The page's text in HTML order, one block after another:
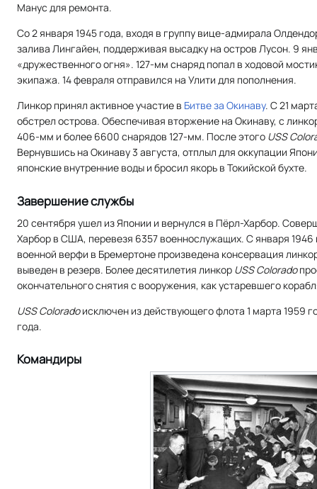
Манус для ремонта.
Со 2 января 1945 года, входя в группу вице-адмирала
залива Лингайен, поддерживая высадку на остров Лусон. 9
«дружественного огня». 127-мм снаряд попал в ходовой
экипажа. 14 февраля отправился на Улити для пополнения.
Линкор принял активное участие в Битве за Окинаву. С 21
обстрел острова. Обеспечивая вторжение на Окинаву, с
406-мм и более 6600 снарядов 127-мм. После этого USS
Вернувшись на Окинаву 3 августа, отплыл для оккупации
японские внутренние воды и бросил якорь в Токийской бухте.
Завершение службы
20 сентября ушел из Японии и вернулся в Пёрл-Харбор.
Харбор в США, перевезя 6357 военнослужащих. С января 1946
военной верфи в Бремертоне произведена консервация
выведен в резерв. Более десятилетия линкор USS Colorado
окончательного снятия с вооружения, как устаревшего
USS Coloradoисключен из действующего флота 1 марта 1959
года.
Командиры